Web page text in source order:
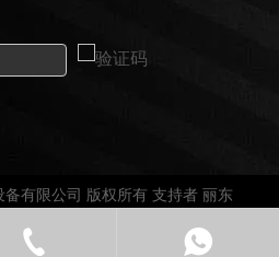
备有限公司 版权所有 支持者 丽东